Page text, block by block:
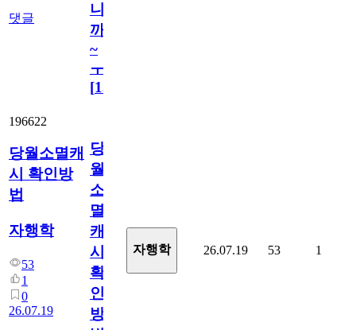
댓글
니
까
~
ㅜ
[15
196622
당월소멸캐
시 확인방
법
자행학
53
1
0
26.07.19
당
월
소
멸
캐
시
확
인
방
자행학 26.07.19 53 1